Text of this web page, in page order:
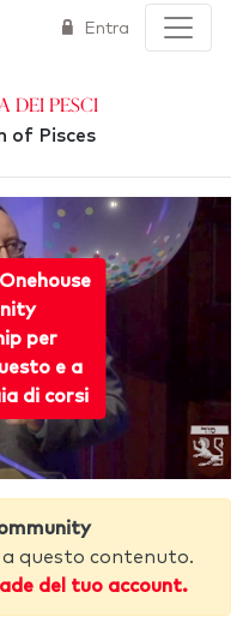
Entra
dei Pesci
of Pisces
per
e a
di corsi
a questo contenuto.
del tuo account.